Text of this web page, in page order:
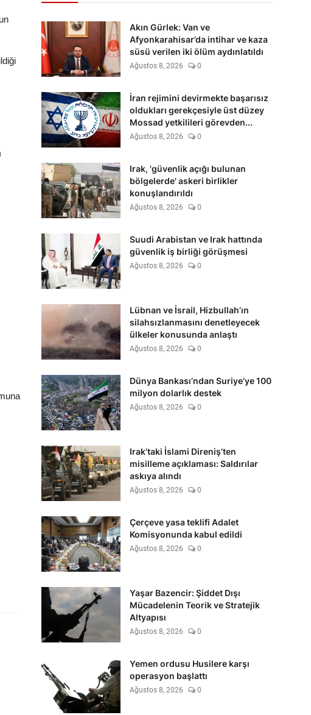
Akın Gürlek: Van ve
Afyonkarahisar’da intihar ve kaza
süsü verilen iki ölüm aydınlatıldı
Ağustos 8, 2026 0
İran rejimini devirmekte başarısız
oldukları gerekçesiyle üst düzey
Mossad yetkilileri görevden...
Ağustos 8, 2026 0
Irak, 'güvenlik açığı bulunan
bölgelerde' askeri birlikler
konuşlandırıldı
Ağustos 8, 2026 0
Suudi Arabistan ve Irak hattında
güvenlik iş birliği görüşmesi
Ağustos 8, 2026 0
Lübnan ve İsrail, Hizbullah’ın
silahsızlanmasını denetleyecek
ülkeler konusunda anlaştı
Ağustos 8, 2026 0
Dünya Bankası’ndan Suriye’ye 100
milyon dolarlık destek
Ağustos 8, 2026 0
Irak’taki İslami Direniş’ten
misilleme açıklaması: Saldırılar
askıya alındı
Ağustos 8, 2026 0
Çerçeve yasa teklifi Adalet
Komisyonunda kabul edildi
Ağustos 8, 2026 0
Yaşar Bazencir: Şiddet Dışı
Mücadelenin Teorik ve Stratejik
Altyapısı
Ağustos 8, 2026 0
Yemen ordusu Husilere karşı
operasyon başlattı
Ağustos 8, 2026 0